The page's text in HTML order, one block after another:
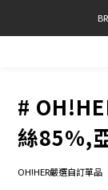
#
絲85%,
OH!HER嚴選自訂單品